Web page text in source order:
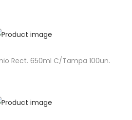
Rect. 650ml C/Tampa 100un.